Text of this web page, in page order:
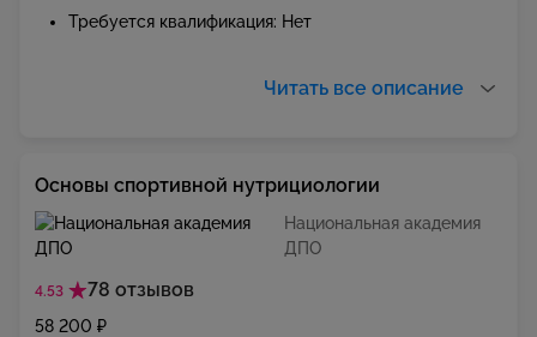
Требуется квалификация: Нет
Читать все описание
Национальная академия
ДПО
4.53 78 отзывов
Основы спортивной нутрициологии
58 200 ₽